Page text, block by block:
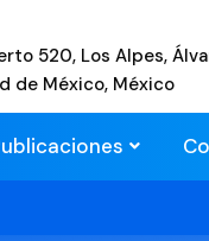
520, Los Alpes,
de México, México